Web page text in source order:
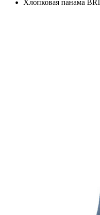
Хлопковая панама